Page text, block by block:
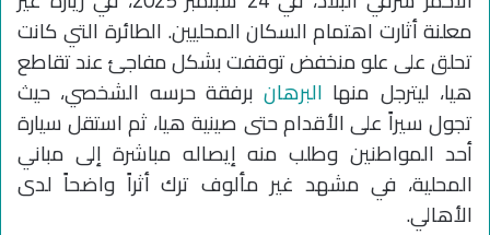
معلنة أثارت اهتمام السكان المحليين. الطائرة التي كانت
تحلق على علو منخفض توقفت بشكل مفاجئ عند تقاطع
هيا، ليترجل منها البرهانبرفقة حرسه الشخصي، حيث
تجول سيراً على الأقدام حتى صينية هيا، ثم استقل سيارة
أحد المواطنين وطلب منه إيصاله مباشرة إلى مباني
المحلية، في مشهد غير مألوف ترك أثراً واضحاً لدى
الأهالي.